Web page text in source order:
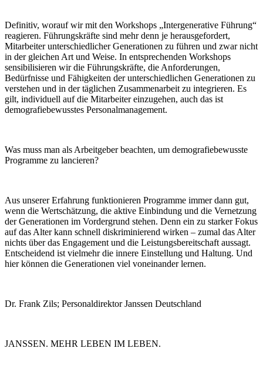
Definitiv, worauf wir mit den Workshops „Intergenerative Führung“
reagieren. Führungskräfte sind mehr denn je herausgefordert,
Mitarbeiter unterschiedlicher Generationen zu führen und zwar nicht
in der gleichen Art und Weise. In entsprechenden Workshops
sensibilisieren wir die Führungskräfte, die Anforderungen,
Bedürfnisse und Fähigkeiten der unterschiedlichen Generationen zu
verstehen und in der täglichen Zusammenarbeit zu integrieren. Es
gilt, individuell auf die Mitarbeiter einzugehen, auch das ist
demografiebewusstes Personalmanagement.
Was muss man als Arbeitgeber beachten, um demografiebewusste
Programme zu lancieren?
Aus unserer Erfahrung funktionieren Programme immer dann gut,
wenn die Wertschätzung, die aktive Einbindung und die Vernetzung
der Generationen im Vordergrund stehen. Denn ein zu starker Fokus
auf das Alter kann schnell diskriminierend wirken – zumal das Alter
nichts über das Engagement und die Leistungsbereitschaft aussagt.
Entscheidend ist vielmehr die innere Einstellung und Haltung. Und
hier können die Generationen viel voneinander lernen.
Dr. Frank Zils; Personaldirektor Janssen Deutschland
JANSSEN. MEHR LEBEN IM LEBEN.